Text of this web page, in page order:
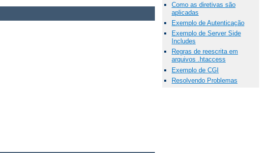
Como as diretivas são
aplicadas
Exemplo de Autenticação
Exemplo de Server Side
Includes
Regras de reescrita em
arquivos .htaccess
Exemplo de CGI
Resolvendo Problemas